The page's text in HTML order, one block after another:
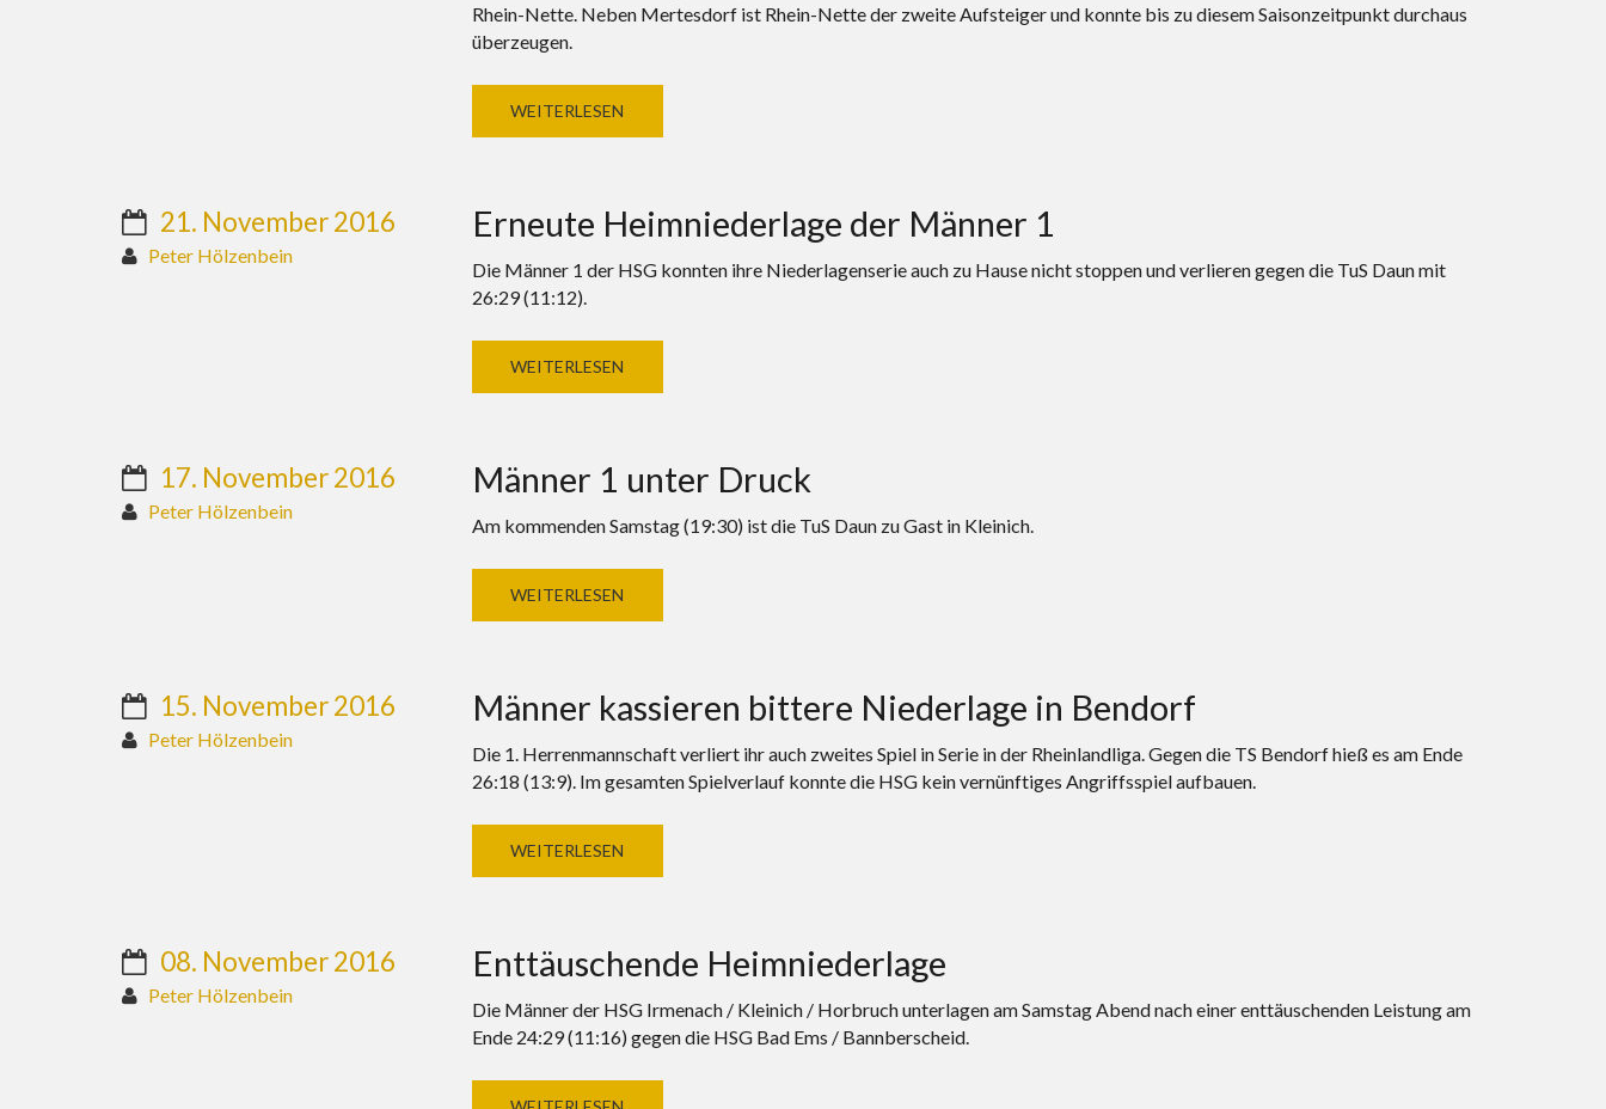
Rhein-Nette. Neben Mertesdorf ist Rhein-Nette der zweite Aufsteiger und konnte bis zu diesem Saisonzeitpunkt durchaus
überzeugen.
WEITERLESEN
21. November 2016
Peter Hölzenbein
Erneute Heimniederlage der Männer 1
Die Männer 1 der HSG konnten ihre Niederlagenserie auch zu Hause nicht stoppen und verlieren gegen die TuS Daun mit
26:29 (11:12).
WEITERLESEN
17. November 2016
Peter Hölzenbein
Männer 1 unter Druck
Am kommenden Samstag (19:30) ist die TuS Daun zu Gast in Kleinich.
WEITERLESEN
15. November 2016
Peter Hölzenbein
Männer kassieren bittere Niederlage in Bendorf
Die 1. Herrenmannschaft verliert ihr auch zweites Spiel in Serie in der Rheinlandliga. Gegen die TS Bendorf hieß es am Ende
26:18 (13:9). Im gesamten Spielverlauf konnte die HSG kein vernünftiges Angriffsspiel aufbauen.
WEITERLESEN
08. November 2016
Peter Hölzenbein
Enttäuschende Heimniederlage
Die Männer der HSG Irmenach / Kleinich / Horbruch unterlagen am Samstag Abend nach einer enttäuschenden Leistung am
Ende 24:29 (11:16) gegen die HSG Bad Ems / Bannberscheid.